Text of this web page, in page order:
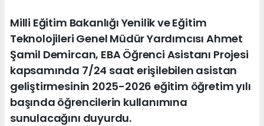
Milli Eğitim Bakanlığı Yenilik ve Eğitim
Teknolojileri Genel Müdür Yardımcısı Ahmet
Şamil Demircan, EBA Öğrenci Asistanı Projesi
kapsamında 7/24 saat erişilebilen asistan
geliştirmesinin 2025-2026 eğitim öğretim yılı
başında öğrencilerin kullanımına
sunulacağını duyurdu.